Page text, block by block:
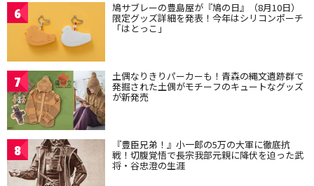
6 鳩サブレーの豊島屋が『鳩の日』（8月10日）
限定グッズ詳細を発表！今年はシリコンポーチ
「はとっこ」
7 土偶なりきりパーカーも！青森の縄文遺跡群で
発掘された土偶がモチーフのキュートなグッズ
が新発売
8 『豊臣兄弟！』小一郎の5万の大軍に徹底抗
戦！切腹覚悟で長宗我部元親に降伏を迫った武
将・谷忠澄の生涯